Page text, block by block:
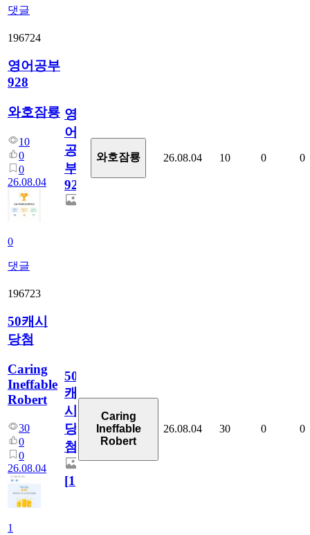
댓글
196724
영어공부
928
와호잠룡
10
0
0
26.08.04
0
댓글
영
어
공
부
928
와호잠룡 26.08.04 10 0 0
196723
50캐시
당첨
Caring
Ineffable
Robert
30
0
0
26.08.04
1
50
캐
시
당
첨
[1]
Caring
Ineffable
Robert
26.08.04 30 0 0